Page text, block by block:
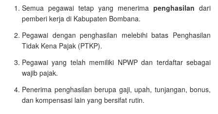
Semua pegawai tetap yang menerima penghasilan dari
pemberi kerja di Kabupaten Bombana.
Pegawai dengan penghasilan melebihi batas Penghasilan
Tidak Kena Pajak (PTKP).
Pegawai yang telah memiliki NPWP dan terdaftar sebagai
wajib pajak.
Penerima penghasilan berupa gaji, upah, tunjangan, bonus,
dan kompensasi lain yang bersifat rutin.